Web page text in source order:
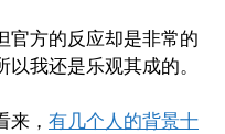
官方的反应却是非常的
我还是乐观其成的。
， 有几个人的背景十